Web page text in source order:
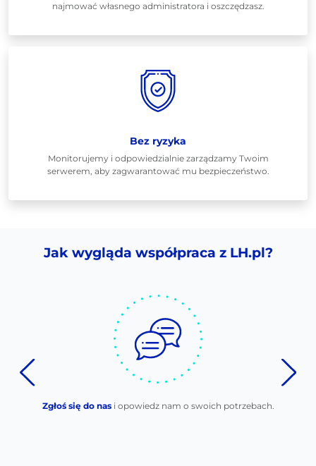
najmować własnego administratora i oszczędzasz.
Bez ryzyka
Monitorujemy i odpowiedzialnie zarządzamy Twoim
serwerem, aby zagwarantować mu bezpieczeństwo.
Jak wygląda współpraca z LH.pl?
Zgłoś się do nasi opowiedz nam o swoich potrzebach.